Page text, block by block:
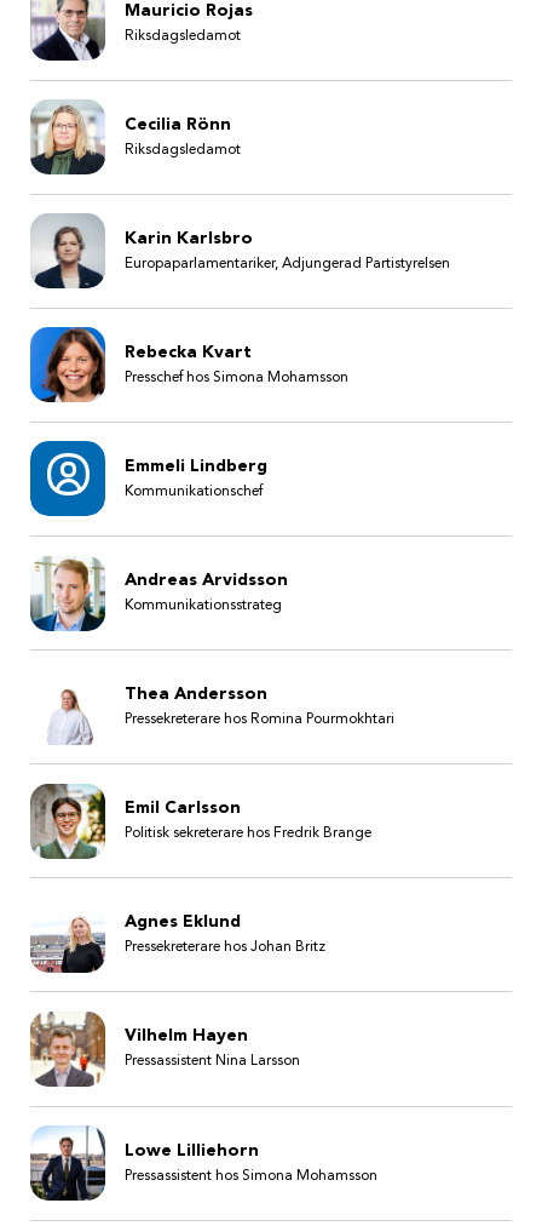
Mauricio Rojas
Riksdagsledamot
Cecilia Rönn
Riksdagsledamot
Karin Karlsbro
Europaparlamentariker, Adjungerad Partistyrelsen
Rebecka Kvart
Presschef hos Simona Mohamsson
Emmeli Lindberg
Kommunikationschef
Andreas Arvidsson
Kommunikationsstrateg
Thea Andersson
Pressekreterare hos Romina Pourmokhtari
Emil Carlsson
Politisk sekreterare hos Fredrik Brange
Agnes Eklund
Pressekreterare hos Johan Britz
Vilhelm Hayen
Pressassistent Nina Larsson
Lowe Lilliehorn
Pressassistent hos Simona Mohamsson